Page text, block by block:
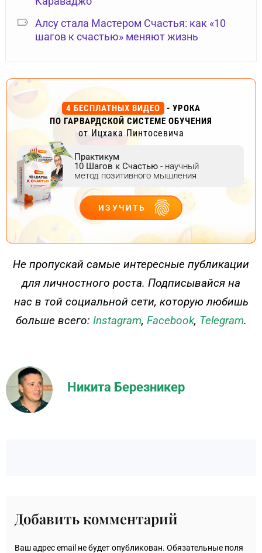
Алсу стала Мастером Счастья: как «10
шагов к счастью» меняют жизнь
4 БЕСПЛАТНЫХ ВИДЕО
- УРОКА
ПО ГАРВАРДСКОЙ СИСТЕМЕ ОБУЧЕНИЯ
от Ицхака Пинтосевича
Практикум
10 Шагов к Счастью - научный
метод позитивного мышления
ИЗУЧИТЬ
ДЕЙСТВУЙ
Не пропускай самые интересные публикации
для личностного роста. Подписывайся на
нас в той социальной сети, которую любишь
больше всего: Instagram, Facebook, Telegram.
Никита Березникер
Добавить комментарий
Ваш адрес email не будет опубликован. Обязательные поля